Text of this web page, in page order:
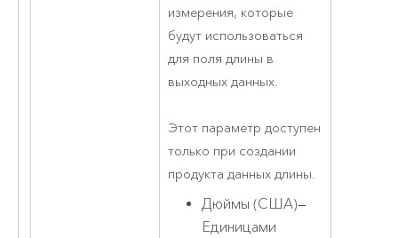
измерения, которые
будут использоваться
для поля длины в
выходных данных.
Этот параметр доступен
только при создании
продукта данных длины.
Дюймы (США)—
Единицами